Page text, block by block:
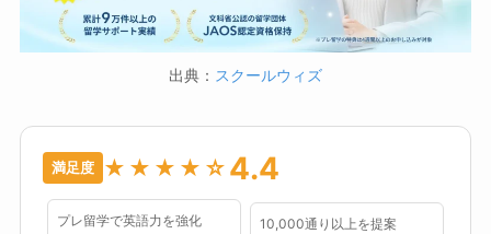
出典： スクールウィズ
満足度 ★★★★☆ 4.4
プレ留学で英語力を強化 10,000通り以上を提案